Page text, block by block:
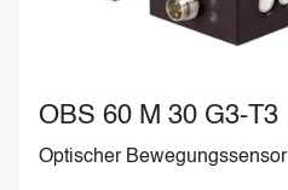
OBS 60 M 30 G3-T3
Optischer Bewegungssensor